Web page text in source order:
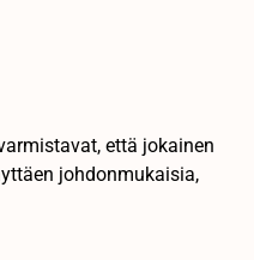
että jokainen
johdonmukaisia,